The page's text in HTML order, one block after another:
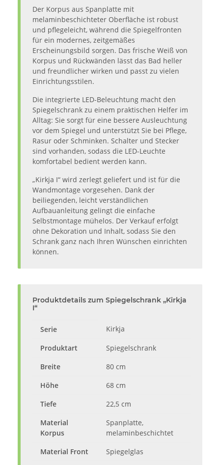
Der Korpus aus Spanplatte mit
melaminbeschichteter Oberfläche ist robust
und pflegeleicht, während die Spiegelfronten
für ein modernes, zeitgemäßes
Erscheinungsbild sorgen. Das frische Weiß von
Korpus und Rückwänden lässt das Bad heller
und freundlicher wirken und passt zu vielen
Einrichtungsstilen.
Die integrierte LED-Beleuchtung macht den
Spiegelschrank zu einem praktischen Helfer im
Alltag: Sie sorgt für eine bessere Ausleuchtung
vor dem Spiegel und unterstützt Sie bei Pflege,
Rasur oder Schminken. Schalter und Stecker
sind vorhanden, sodass die LED-Leuchte
komfortabel bedient werden kann.
„Kirkja I“ wird zerlegt geliefert und ist für die
Wandmontage vorgesehen. Dank der
beiliegenden, leicht verständlichen
Aufbauanleitung gelingt die einfache
Selbstmontage mühelos. Der Verkauf erfolgt
ohne Dekoration und Inhalt, sodass Sie den
Schrank ganz nach Ihren Wünschen einrichten
können.
Produktdetails zum Spiegelschrank „Kirkja
I“
Serie Kirkja
Produktart
Spiegelschrank
Breite
80 cm
Höhe
68 cm
Tiefe
22,5 cm
Material
Korpus
Spanplatte,
melaminbeschichtet
Material Front
Spiegelglas